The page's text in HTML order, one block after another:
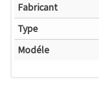
Fabricant
Type
Modéle